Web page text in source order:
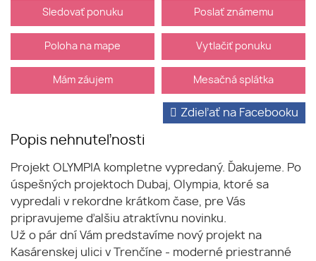
Sledovať ponuku Poslať známemu
Poloha na mape Vytlačiť ponuku
Mám záujem Mesačná splátka
Popis nehnuteľnosti
Zdieľať na Facebooku
Projekt OLYMPIA kompletne vypredaný. Ďakujeme. Po
úspešných projektoch Dubaj, Olympia, ktoré sa
vypredali v rekordne krátkom čase, pre Vás
pripravujeme ďalšiu atraktívnu novinku.
Už o pár dní Vám predstavíme nový projekt na
Kasárenskej ulici v Trenčíne - moderné priestranné